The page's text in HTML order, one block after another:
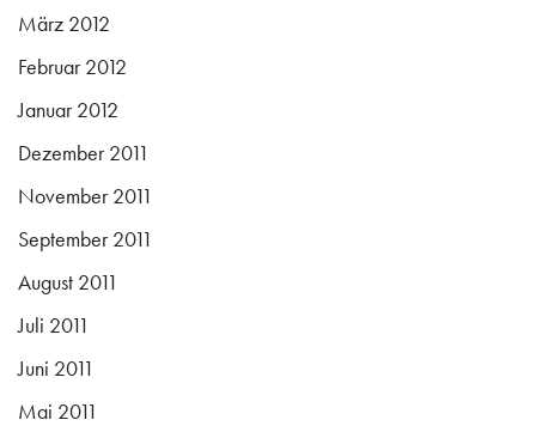
März 2012
Februar 2012
Januar 2012
Dezember 2011
November 2011
September 2011
August 2011
Juli 2011
Juni 2011
Mai 2011